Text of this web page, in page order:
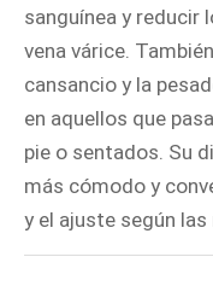
sanguínea y reducir
vena várice.
cansancio y la
en aquellos que
pie o sentados. Su
más cómodo y
y el ajuste según